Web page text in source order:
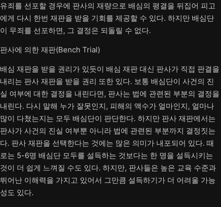
유죄를 선포할 경우에 판사의 재량으로 배심의 평결을 뒤집어 피고
에게 다시 한번 재판을 받을 기회를 제공할 수 있다. 하지만 배심단
이 무죄를 선포하면, 그 결정은 되돌릴 수 없다.
판사에 의한 재판(Bench Trial)
배심 재판을 받을 권리가 있듯이 배심 재판 대신 판사가 직접 판결을
내리는 판사 재판을 받을 권리 또한 있다. 보통 배심단이 사건의 진
실 여부에 대한 결정을 내린다면, 판사는 법에 관련된 부분의 결정을
내린다. 다시 말해 누가 잘못인지, 피해의 액수가 얼마인지, 얼마나
많이 다쳤는지는 모두 배심단이 판단한다. 하지만 판사 재판에서는
판사가 사건의 진실 여부뿐 아니라 법에 관련된 부분까지 결정짓는
다. 판사 재판을 선택한다는 것에는 많은 의미가 내포되어 있다. 때
로는 5-6명 배심단 모두를 설득하는 것보다는 한 명을 설득시키는
것이 더 쉽게 느껴질 수도 있다. 하지만, 판사들은 높은 교육 수준과
뛰어난 이해력을 가지고 있어서 그만큼 설득하기가 더 어려울 가능
성도 있다.